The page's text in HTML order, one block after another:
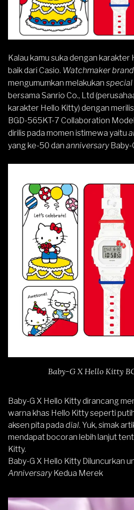
Kalau kamu suka dengan karakter
baik dari Casio. Watchmaker brand
mengumumkan melakukan
bersama Sanrio Co., Ltd
karakter Hello Kitty) dengan
BGD-565KT-7 Collaboration
dirilis pada momen istimewa yaitu
yang ke-50 dan anniversaryBaby-
Baby-G X Hello Kitty
Baby-G X Hello Kitty dirancang
warna khas Hello Kitty seperti
aksen pita pada dial. Yuk, simak
mendapat bocoran lebih lanjut
Kitty.
Baby-G X Hello Kitty Diluncurkan
Anniversary Kedua Merek